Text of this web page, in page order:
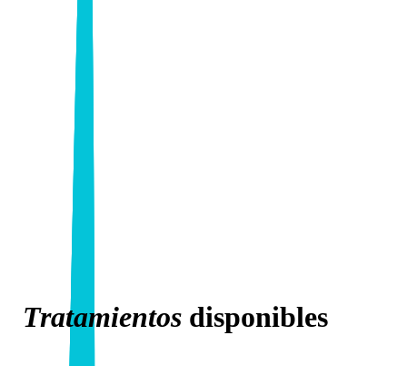
Tratamientos disponibles